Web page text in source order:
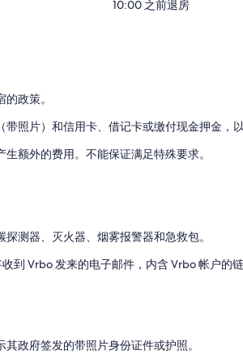
10:00 之前退房
政策。
照片）和信用卡、借记卡或缴付现金押金，
额外的费用。不能保证满足特殊要求。
测器、灭火器、烟雾报警器和急救包。
到 Vrbo 发来的电子邮件，内含 Vrbo 帐户的
政府签发的带照片身份证件或护照。